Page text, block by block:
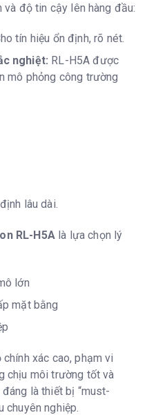
độ tin cậy lên hàng đầu:
tín hiệu ổn định, rõ nét.
nghiệt: RL-H5A được
mô phỏng công trường
lâu dài.
RL-H5Alà lựa chọn lý
lớn
mặt bằng
xác cao, phạm vi
chịu môi trường tốt và
là thiết bị “must-
chuyên nghiệp.